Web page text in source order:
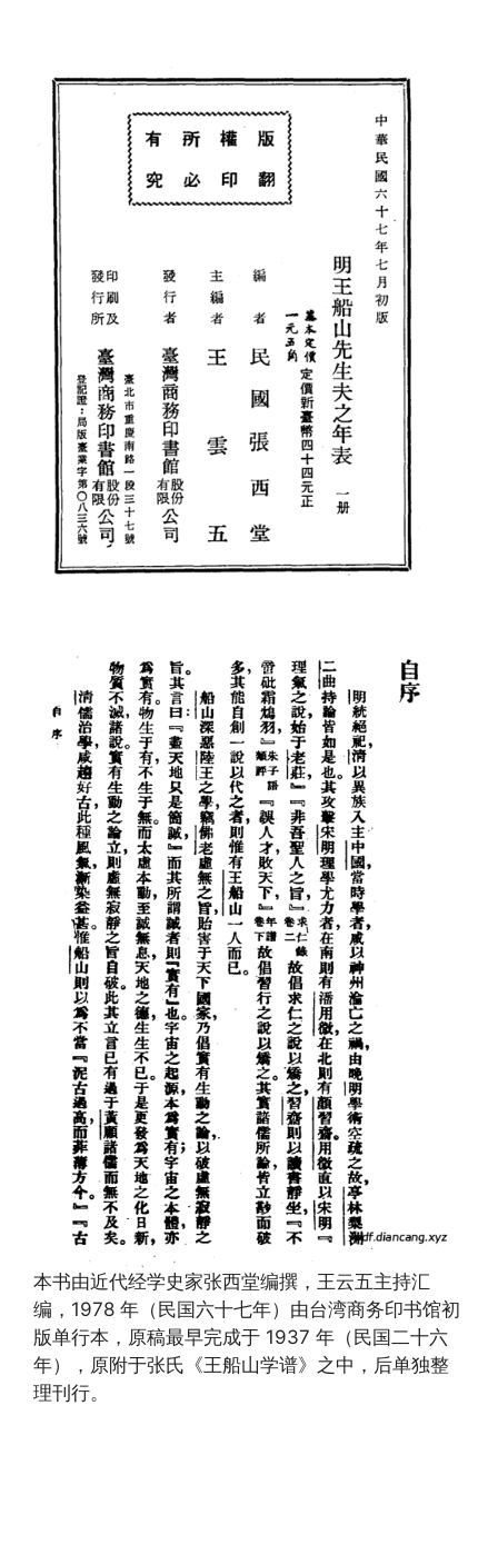
本书由近代经学史家张西堂编撰，王云五主持汇
编，1978 年（民国六十七年）由台湾商务印书馆初
版单行本，原稿最早完成于 1937 年（民国二十六
年），原附于张氏《王船山学谱》之中，后单独整
理刊行。